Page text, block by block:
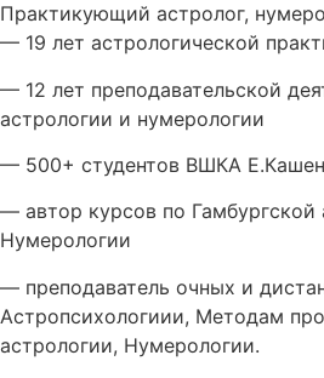
Практикующий астролог,
— 19 лет астрологической
— 12 лет преподавательской
астрологии и нумерологии
— 500+ студентов ВШКА
— автор курсов по Гамбургской
Нумерологии
— преподаватель очных и
Астропсихологиии, Методам
астрологии, Нумерологии.